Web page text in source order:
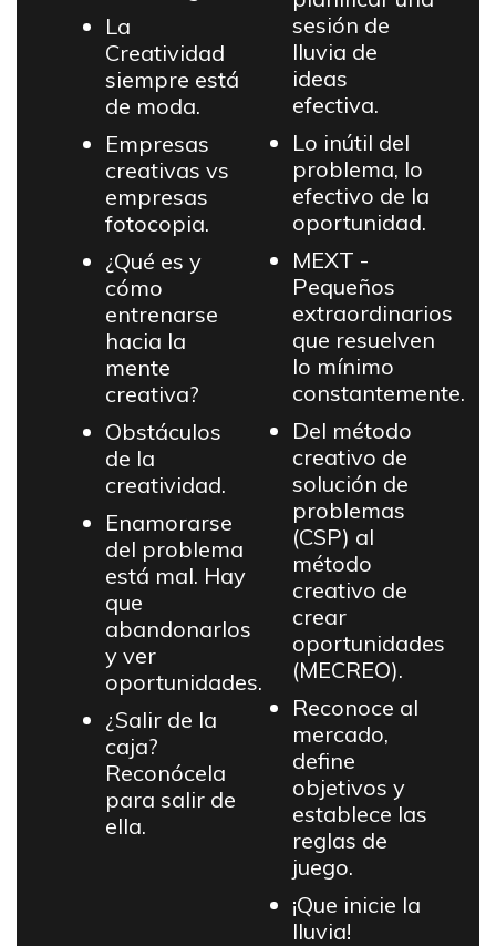
La
Creatividad
siempre está
de moda.
Empresas
creativas vs
empresas
fotocopia.
¿Qué es y
cómo
entrenarse
hacia la
mente
creativa?
Obstáculos
de la
creatividad.
Enamorarse
del problema
está mal. Hay
que
abandonarlos
y ver
oportunidades.
¿Salir de la
caja?
Reconócela
para salir de
ella.
sesión de
lluvia de
ideas
efectiva.
Lo inútil del
problema, lo
efectivo de la
oportunidad.
MEXT -
Pequeños
extraordinarios
que resuelven
lo mínimo
constantemente.
Del método
creativo de
solución de
problemas
(CSP) al
método
creativo de
crear
oportunidades
(MECREO).
Reconoce al
mercado,
define
objetivos y
establece las
reglas de
juego.
¡Que inicie la
lluvia!